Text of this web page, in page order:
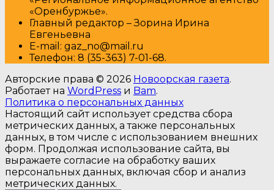
«Оренбуржье».
Главный редактор – Зорина Ирина
Евгеньевна
E-mail: gaz_no@mail.ru
Телефон: 8 (35-363) 7-01-68.
Авторские права © 2026 Новоорская газета.
Работает на WordPress и Bam.
Политика о персональных данных
Настоящий сайт использует средства сбора
метрических данных, а также персональных
данных, в том числе с использованием внешних
форм. Продолжая использование сайта, вы
выражаете согласие на обработку ваших
персональных данных, включая сбор и анализ
метрических данных.